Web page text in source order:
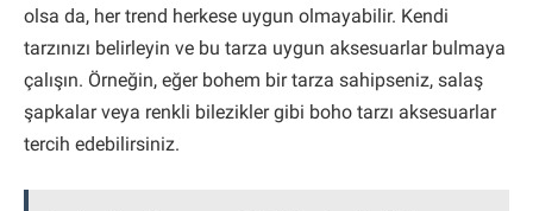
olsa da, her trend herkese uygun olmayabilir. Kendi
tarzınızı belirleyin ve bu tarza uygun aksesuarlar bulmaya
çalışın. Örneğin, eğer bohem bir tarza sahipseniz, salaş
şapkalar veya renkli bilezikler gibi boho tarzı aksesuarlar
tercih edebilirsiniz.